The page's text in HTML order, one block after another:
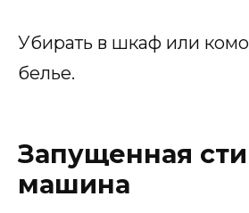
Убирать в шкаф или
белье.
Запущенная
машина